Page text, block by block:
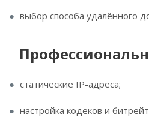
выбор способа удалённого
статические IP-адреса;
настройка кодеков и